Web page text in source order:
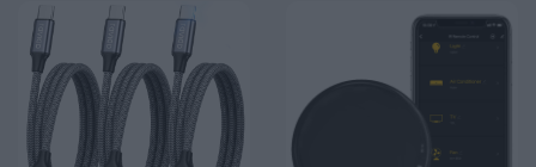
con iPhone 16 15 Samsung
S23 Ultra iPad Air MacBook
Pro Google Pixel 7 Switch ecc.
480Mbps, Compatible con
iPhone 17 Pro Max Air 16 15
iPad Galaxy S26 S25 S24
Ultra A16 A56 Pixel 10 9